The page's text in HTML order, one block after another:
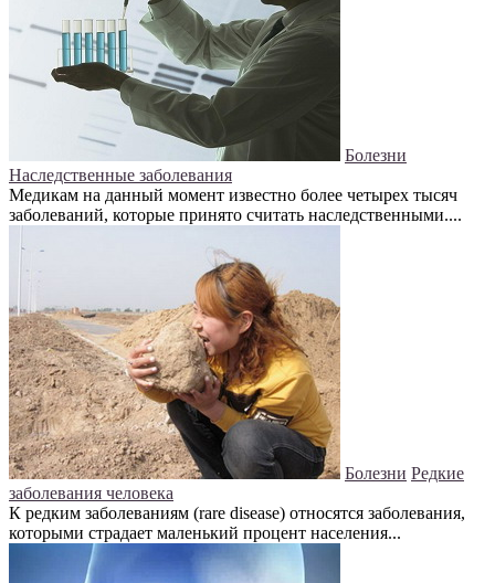
Болезни
Наследственные заболевания
Медикам на данный момент известно более четырех тысяч
заболеваний, которые принято считать наследственными....
Болезни Редкие
заболевания человека
К редким заболеваниям (rare disease) относятся заболевания,
которыми страдает маленький процент населения...